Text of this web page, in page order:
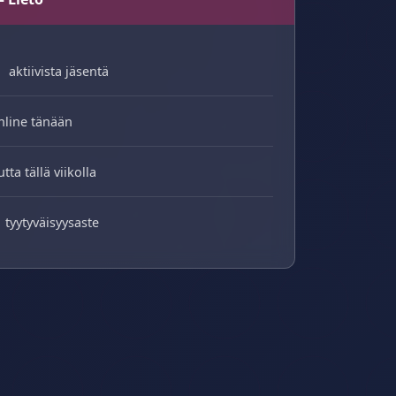
aktiivista jäsentä
tänään
tällä viikolla
tyytyväisyysaste